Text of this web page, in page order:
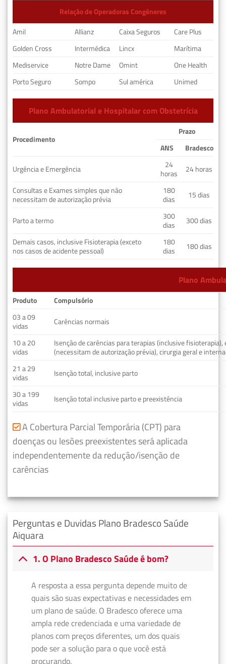
Relação de Operadoras Congêneres
Amil
Allianz Caixa Seguros
Care Plus
Golden Cross
Intermédica Lincx
Marítima
Mediservice
Notre Dame Omint
One Health
Porto Seguro
Sompo Sul américa Unimed
Plano Ambulatorial e Hospitalar com Obstetrícia
Procedimento
Prazo
ANS
Bradesco
Urgência e Emergência
24
horas
24 horas
Consultas e Exames simples que não
necessitam de autorização prévia
180
dias
15 dias
Parto a termo
300
dias
300 dias
Demais casos, inclusive Fisioterapia (exceto
nos casos de acidente pessoal)
180
dias
180 dias
Plano
Produto
Compulsório
03 a 09
vidas
Carências normais
10 a 20
vidas
Isenção de carências para terapias (inclusive fisioterapia),
(necessitam de autorização prévia), cirurgia geral e
21 a 29
vidas
Isenção total, inclusive parto
30 a 199
vidas
Isenção total inclusive parto e preexistência
A Cobertura Parcial Temporária (CPT) para
doenças ou lesões preexistentes será aplicada
independentemente da redução/isenção de
carências
Perguntas e Duvidas Plano Bradesco Saúde
Aiquara
1. O Plano Bradesco Saúde é bom?
A resposta a essa pergunta depende muito de
quais são suas expectativas e necessidades em
um plano de saúde. O Bradesco oferece uma
ampla rede credenciada e uma variedade de
planos com preços diferentes, um dos quais
pode ser a solução para o que você está
procurando.